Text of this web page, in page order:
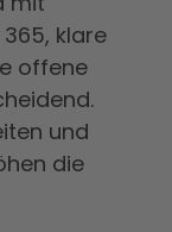
klare
offene
und
die